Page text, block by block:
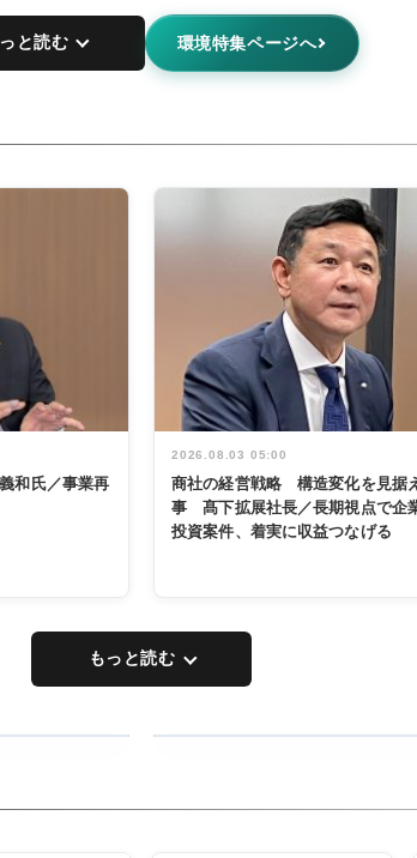
と読む 環境特集ページへ
和氏／事業再
2026.08.03 05:00
商社の経営戦略 構造変化を見据
事 髙下拡展社長／長期視点で企
投資案件、着実に収益つなげる
もっと読む